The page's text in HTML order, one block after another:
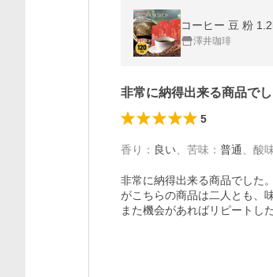
コーヒー 豆 粉
澤井珈琲
非常に納得出来る商品で
5
香り ： 良い 苦味 ： 普通 酸
非常に納得出来る商品でした
がこちらの商品は二人とも、
また機会があればリピートし